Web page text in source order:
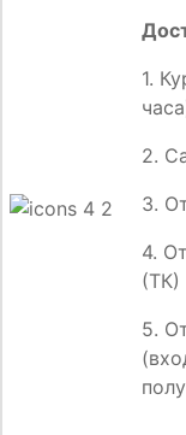
1.
2.
3.
4.
(ТК)
5.